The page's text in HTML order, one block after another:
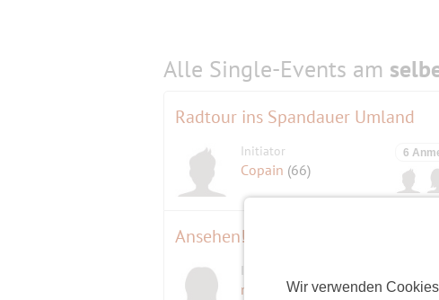
Wir verwenden
Alle Single-Events am
Radtour ins Spandauer Umland
Initiator
Copain (66)
6
Ansehen! Kunst und Design von
Initiatorin
mondauster(63)